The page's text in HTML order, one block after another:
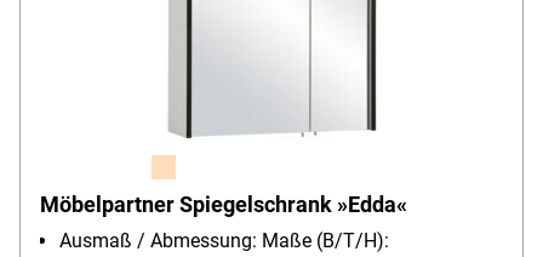
Möbelpartner Spiegelschrank »Edda«
Ausmaß / Abmessung: Maße (B/T/H):